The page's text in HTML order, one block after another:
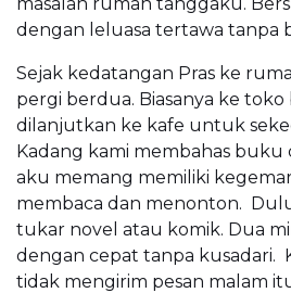
dengan leluasa tertawa tanpa
Sejak kedatangan Pras ke
pergi berdua. Biasanya ke
dilanjutkan ke kafe untuk
Kadang kami membahas buku
aku memang memiliki
membaca dan menonton.
tukar novel atau komik. Dua
dengan cepat tanpa kusadari.
tidak mengirim pesan malam